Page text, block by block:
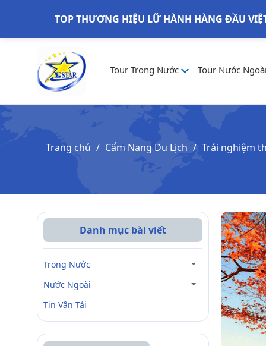
TOP THƯƠNG HIỆU LỮ HÀNH HÀNG ĐẦU
Tour Trong Nước Tour Nước
Trang chủ Cẩm Nang Du Lịch Trải nghiệm
Danh mục bài viết
Trong Nước
Nước Ngoài
Tin Vận Tải